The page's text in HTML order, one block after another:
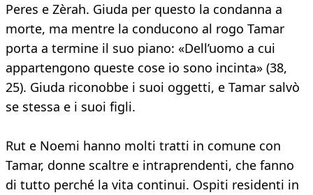
Peres e Zèrah. Giuda per questo la condanna a
morte, ma mentre la conducono al rogo Tamar
porta a termine il suo piano: «Dell’uomo a cui
appartengono queste cose io sono incinta» (38,
25). Giuda riconobbe i suoi oggetti, e Tamar salvò
se stessa e i suoi figli.
Rut e Noemi hanno molti tratti in comune con
Tamar, donne scaltre e intraprendenti, che fanno
di tutto perché la vita continui. Ospiti residenti in